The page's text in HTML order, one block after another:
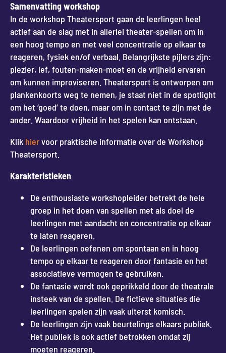
Samenvatting workshop
In de workshop Theatersport gaan de leerlingen heel
actief aan de slag met in allerlei theater-spellen om in
een hoog tempo en met veel concentratie op elkaar te
reageren, fysiek en/of verbaal. Belangrijkste pijlers zijn:
plezier, lef, fouten-maken-moet en de vrijheid ervaren
om kunnen improviseren. Theatersport is ontworpen om
plankenkoorts weg te nemen, je staat niet in de spotlight
om het ‘goed’ te doen, maar om in contact te zijn met de
ander. Waardoor vrijheid in het spelen kan ontstaan.
Klik hiervoor praktische informatie over de Workshop
Theatersport.
Karakteristieken
De enthousiaste workshopleider betrekt de hele
groep in het doen van spellen met als doel de
leerlingen met aandacht en concentratie op elkaar
te laten reageren.
De leerlingen oefenen om spontaan en in hoog
tempo op elkaar te reageren door fantasie en het
associatieve vermogen te gebruiken.
De fantasie wordt ook geprikkeld door de theatrale
insteek van de spellen. De fictieve situaties die
leerlingen spelen zijn vaak uiterst komisch.
De leerlingen zijn vaak beurtelings elkaars publiek.
Het publiek is ook actief betrokken omdat zij
moeten reageren.